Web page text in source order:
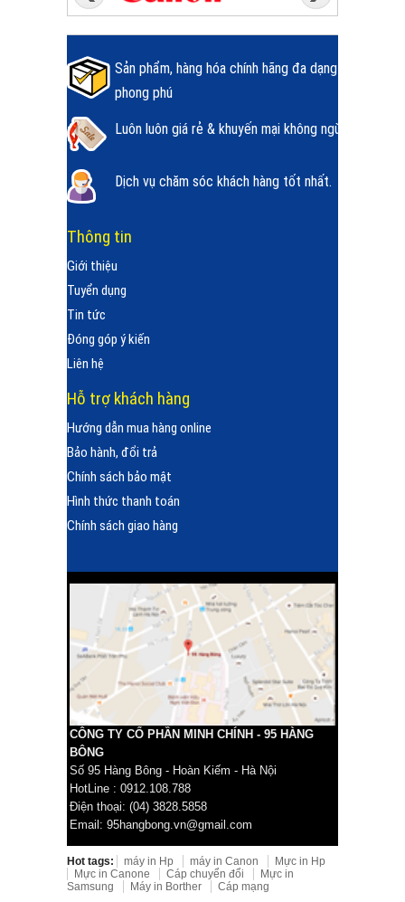
Sản phẩm, hàng hóa chính hãng đa dạng
phong phú
Luôn luôn giá rẻ & khuyến mại không ngừng.
Dịch vụ chăm sóc khách hàng tốt nhất.
Thông tin
Giới thiệu
Tuyển dụng
Tin tức
Đóng góp ý kiến
Liên hệ
Hỗ trợ khách hàng
Hướng dẫn mua hàng online
Bảo hành, đổi trả
Chính sách bảo mật
Hình thức thanh toán
Chính sách giao hàng
CÔNG TY CỔ PHẦN MINH CHÍNH - 95 HÀNG
BÔNG
Số 95 Hàng Bông - Hoàn Kiếm - Hà Nội
HotLine : 0912.108.788
Điện thoại: (04) 3828.5858
Email: 95hangbong.vn@gmail.com
Hot tags: máy in Hp máy in Canon
Mực in Hp
Mực in Canone
Cáp chuyển đổi
Mực in
Samsung
Máy in Borther
Cáp mạng